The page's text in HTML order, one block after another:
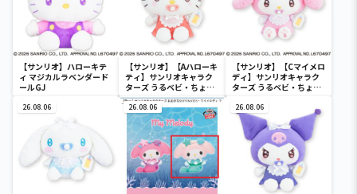
【サンリオ】ハローキテ
ィ マジカルラベンダード
ールGJ
【サンリオ】【Aハローキ
ティ】サンリオキャラク
ターズ うるベビ・ちょい
デカドール
【サンリオ】【Cマイメロ
ディ】サンリオキャラク
ターズ うるベビ・ちょい
26.08.06 26.08.06 26.08.06